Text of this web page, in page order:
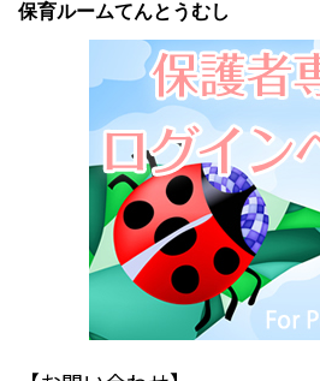
保育ルームてんとうむし